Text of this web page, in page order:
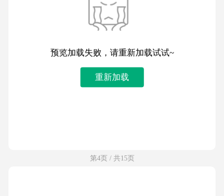
预览加载失败，请重新加载试试~
重新加载
第4页 / 共15页